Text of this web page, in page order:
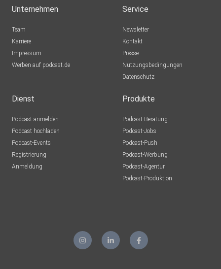
Unternehmen
Team
Karriere
Impressum
Werben auf podcast.de
Service
Newsletter
Kontakt
Presse
Nutzungsbedingungen
Datenschutz
Dienst
Podcast anmelden
Podcast hochladen
Podcast-Events
Registrierung
Anmeldung
Produkte
Podcast-Beratung
Podcast-Jobs
Podcast-Push
Podcast-Werbung
Podcast-Agentur
Podcast-Produktion